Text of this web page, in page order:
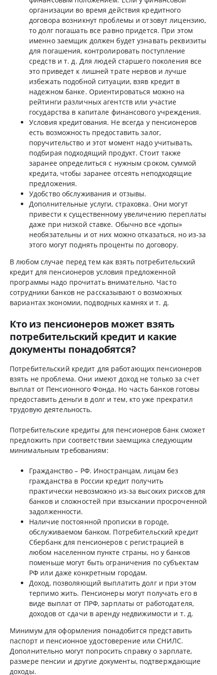
организации во время действия кредитного
договора возникнут проблемы и отзовут лицензию,
то долг погашать все равно придется. При этом
именно заемщик должен будет узнавать реквизиты
для погашения, контролировать поступление
средств и т. д. Для людей старшего поколения все
это приведет к лишней трате нервов и лучше
избежать подобной ситуации, взяв кредит в
надежном банке. Ориентироваться можно на
рейтинги различных агентств или участие
государства в капитале финансового учреждения.
Условия кредитования. Не всегда у пенсионеров
есть возможность предоставить залог,
поручительство и этот момент надо учитывать,
подбирая подходящий продукт. Стоит также
заранее определиться с нужным сроком, суммой
кредита, чтобы заранее отсеять неподходящие
предложения.
Удобство обслуживания и отзывы.
Дополнительные услуги, страховка. Они могут
привести к существенному увеличению переплаты
даже при низкой ставке. Обычно все «допы»
необязательны и от них можно отказаться, но из-за
этого могут поднять проценты по договору.
В любом случае перед тем как взять потребительский
кредит для пенсионеров условия предложенной
программы надо прочитать внимательно. Часто
сотрудники банков не рассказывают о возможных
вариантах экономии, подводных камнях и т. д.
Кто из пенсионеров может взять
потребительский кредит и какие
документы понадобятся?
Потребительский кредит для работающих пенсионеров
взять не проблема. Они имеют доход не только за счет
выплат от Пенсионного Фонда. Но часть банков готовы
предоставить деньги в долг и тем, кто уже прекратил
трудовую деятельность.
Потребительские кредиты для пенсионеров банк сможет
предложить при соответствии заемщика следующим
минимальным требованиям:
Гражданство – РФ. Иностранцам, лицам без
гражданства в России кредит получить
практически невозможно из-за высоких рисков для
банков и сложностей при взыскании просроченной
задолженности.
Наличие постоянной прописки в городе,
обслуживаемом банком. Потребительский кредит
Сбербанк для пенсионеров с регистрацией в
любом населенном пункте страны, но у банков
поменьше могут быть ограничения по субъектам
РФ или даже конкретным городам.
Доход, позволяющий выплатить долг и при этом
терпимо жить. Пенсионеры могут получать его в
виде выплат от ПРФ, зарплаты от работодателя,
доходов от сдачи в аренду недвижимости и т. д.
Минимум для оформления понадобится представить
паспорт и пенсионное удостоверение или СНИЛС.
Дополнительно могут попросить справку о зарплате,
размере пенсии и другие документы, подтверждающие
доходы.